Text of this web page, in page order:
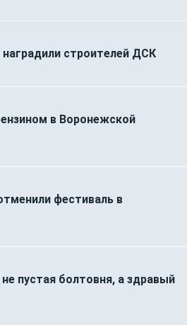
строителей ДСК
в Воронежской
фестиваль в
пустая болтовня, а здравый